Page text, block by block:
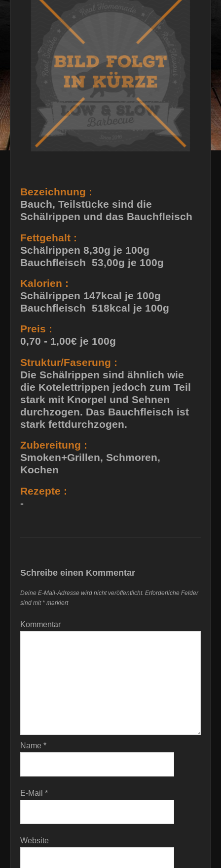
Bezeichnung :
Bauch, Teilstücke sind die
Schälrippen und das Bauchfleisch
Fettgehalt :
Schälrippen 8,30g je 100g
Bauchfleisch 53,00g je 100g
Kalorien :
Schälrippen 147kcal je 100g
Bauchfleisch 518kcal je 100g
Preis :
0,70 - 1,00€ je 100g
Struktur/Faserung :
Die Schälrippen sind ähnlich wie
die Kotelettrippen jedoch zum Teil
stark mit Knorpel und Sehnen
durchzogen. Das Bauchfleisch ist
stark fettdurchzogen.
Zubereitung :
Smoken+Grillen, Schmoren,
Kochen
Rezepte :
-
Schreibe einen Kommentar
Deine E-Mail-Adresse wird nicht veröffentlicht. Erforderliche Felder
sind mit * markiert
Kommentar
Name *
E-Mail *
Website